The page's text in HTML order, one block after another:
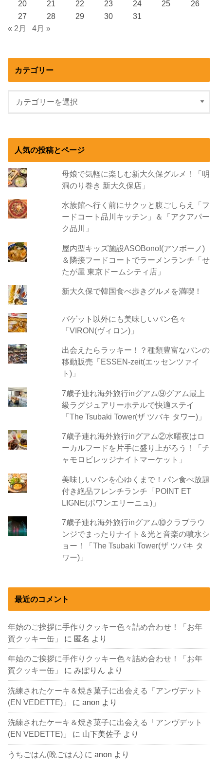
20
21 22 23 24 25
26
27
28 29 30
31
« 2月
4月 »
カテゴリー
人気の投稿とページ
母娘で気軽に楽しむ新大久保グルメ！「明
洞のり巻き 新大久保店」
水族館へ行く前にサクッと腹ごしらえ「フ
ードコート品川キッチン」＆「アクアパー
ク品川」
屋内型キッズ施設ASOBono!(アソボーノ)
＆隣接フードコートでラーメンランチ「せ
たが屋 東京ドームシティ店」
新大久保で韓国食べ歩きグルメを満喫！
バゲット以外にも美味しいパン色々
「VIRON(ヴィロン)」
出会えたらラッキー！？種類豊富なパンの
移動販売「ESSEN-zeit(エッセンツァイ
ト)」
7歳子連れ海外旅行inグアム⑨グアム最上
級ラグジュアリーホテルで快適ステイ
「The Tsubaki Tower(ザ ツバキ タワー)」
7歳子連れ海外旅行inグアム②水曜夜はロ
ーカルフードを片手に盛り上がろう！「チ
ャモロビレッジナイトマーケット」
美味しいパンを心ゆくまで！パン食べ放題
付き絶品フレンチランチ「POINT ET
LIGNE(ポワンエリーニュ)」
7歳子連れ海外旅行inグアム⑩クラブラウ
ンジでまったりナイト＆光と音楽の噴水シ
ョー！「The Tsubaki Tower(ザ ツバキ タ
ワー)」
最近のコメント
年始のご挨拶に手作りクッキー色々詰め合わせ！「お年
賀クッキー缶」
に 匿名 より
年始のご挨拶に手作りクッキー色々詰め合わせ！「お年
賀クッキー缶」
にみぽりん より
洗練されたケーキ＆焼き菓子に出会える「アンヴデット
(EN VEDETTE)」
にanon より
洗練されたケーキ＆焼き菓子に出会える「アンヴデット
(EN VEDETTE)」
に 山下美佐子 より
うちごはん(晩ごはん) にanon より